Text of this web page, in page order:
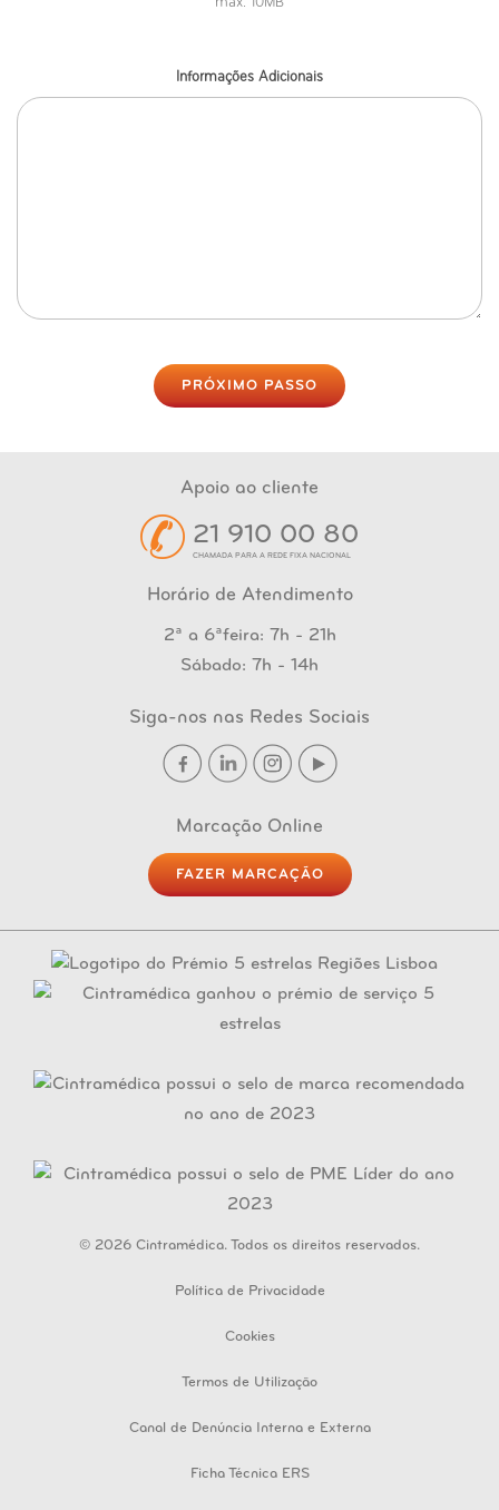
Informações Adicionais
PRÓXIMO PASSO
Apoio ao cliente
21 910 00 80
CHAMADA PARA A REDE FIXA NACIONAL
Horário de Atendimento
2ª a 6ªfeira: 7h - 21h
Sábado: 7h - 14h
Siga-nos nas Redes Sociais
Marcação Online
FAZER MARCAÇÃO
© 2026 Cintramédica. Todos os direitos reservados.
Política de Privacidade
Cookies
Termos de Utilização
Canal de Denúncia Interna e Externa
Ficha Técnica ERS